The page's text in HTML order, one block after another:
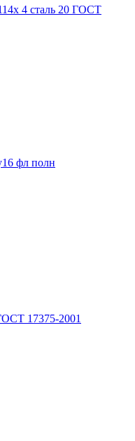
4 сталь 20 ГОСТ
фл полн
17375-2001